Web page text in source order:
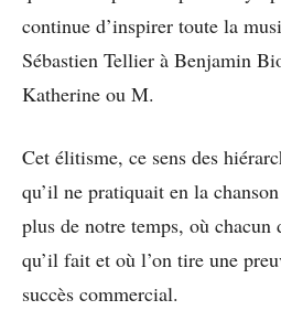
continue d’inspirer toute la
Sébastien Tellier à Benjamin
Katherine ou M.
Cet élitisme, ce sens des
qu’il ne pratiquait en la
plus de notre temps, où chacun
qu’il fait et où l’on tire une
succès commercial.